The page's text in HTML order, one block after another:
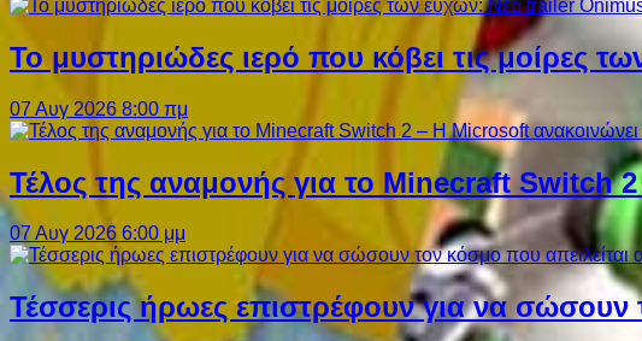
Το μυστηριώδες ιερό που κόβει τις μοίρες
07 Αυγ 2026 8:00 πμ
Τέλος της αναμονής για το Minecraft Switch
07 Αυγ 2026 6:00 μμ
Τέσσερις ήρωες επιστρέφουν για να